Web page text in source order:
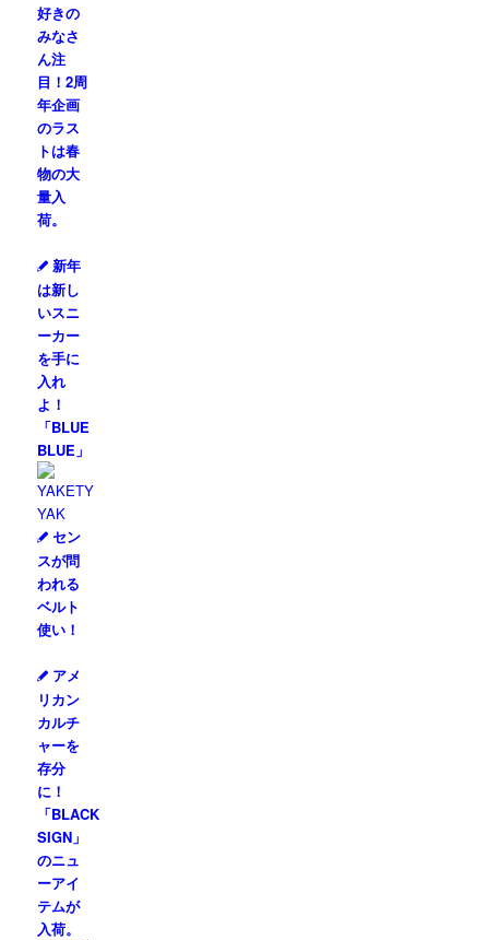
好きの
みなさ
ん注
目！2周
年企画
のラス
トは春
物の大
量入
荷。
新年
は新し
いスニ
ーカー
を手に
入れ
よ！
「BLUE
BLUE」
セン
スが問
われる
ベルト
使い！
アメ
リカン
カルチ
ャーを
存分
に！
「BLACK
SIGN」
のニュ
ーアイ
テムが
入荷。